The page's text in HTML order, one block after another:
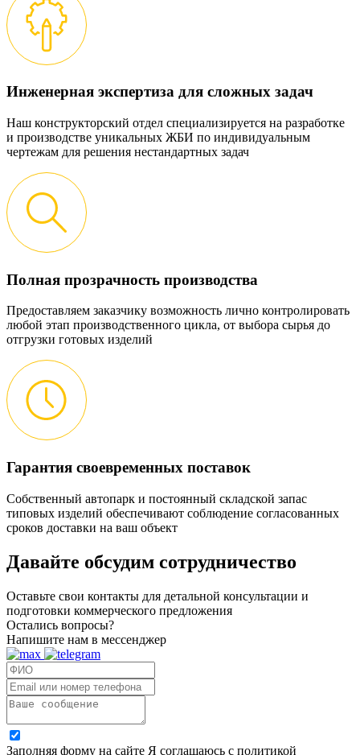
Инженерная экспертиза для сложных задач
Наш конструкторский отдел специализируется на разработке
и производстве уникальных ЖБИ по индивидуальным
чертежам для решения нестандартных задач
Полная прозрачность производства
Предоставляем заказчику возможность лично контролировать
любой этап производственного цикла, от выбора сырья до
отгрузки готовых изделий
Гарантия своевременных поставок
Собственный автопарк и постоянный складской запас
типовых изделий обеспечивают соблюдение согласованных
сроков доставки на ваш объект
Давайте обсудим сотрудничество
Оставьте свои контакты для детальной консультации и
подготовки коммерческого предложения
Остались вопросы?
Напишите нам в мессенджер
Заполняя форму на сайте Я соглашаюсь с политикой